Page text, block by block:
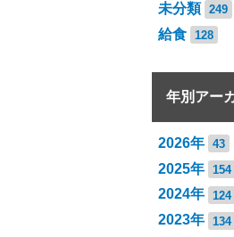
未分類 249
給食 128
年別アー
2026年 43
2025年 154
2024年 124
2023年 134